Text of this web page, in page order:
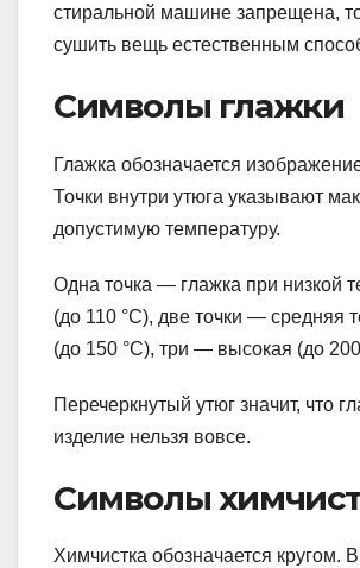
стиральной машине запрещена,
сушить вещь естественным
Символы глажки
Глажка обозначается
Точки внутри утюга указывают
допустимую температуру.
Одна точка — глажка при низкой
(до 110 °С), две точки — средняя
(до 150 °С), три — высокая (до
Перечеркнутый утюг значит, что
изделие нельзя вовсе.
Символы
Химчистка обозначается кругом.